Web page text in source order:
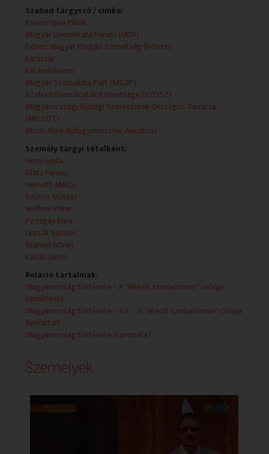
Szabad tárgyszó / címke:
Páneurópai Piknik
Magyar Demokrata Fórum (MDF)
Fidesz Magyar Polgári Szövetség (Fidesz)
határzár
határvédelem
Magyar Szocialista Párt (MSZP)
Szabad Demokraták Szövetsége (SZDSZ)
Magyarországi Ifjúsági Szervezetek Országos Tanácsa
(MISZOT)
Mock, Alois (külügyminiszter, Ausztria)
Személy tárgyi tételként:
Horn Gyula
Glatz Ferenc
Németh Miklós
Szűrös Mátyás
Wellner Péter
Pozsgay Imre
Lezsák Sándor
Stumpf István
Kádár János
Reláció tartalmak:
Magyarország története - A "létező szocializmus" csődje
(ismétlése)
Magyarország története - 44. - A "létező szocializmus" csődje
(felirattal)
Magyarország története (sorozata)
Személyek